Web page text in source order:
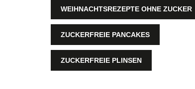
WEIHNACHTSREZEPTE OHNE ZUCKER
ZUCKERFREIE PANCAKES
ZUCKERFREIE PLINSEN